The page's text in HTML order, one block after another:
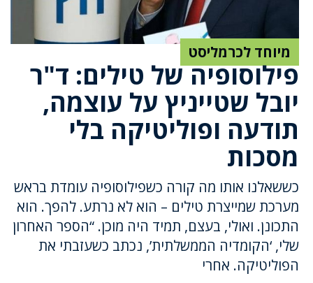
מיוחד לכרמליסט
פילוסופיה של טילים: ד"ר
יובל שטייניץ על עוצמה,
תודעה ופוליטיקה בלי
מסכות
כששאלנו אותו מה קורה כשפילוסופיה עומדת בראש
מערכת שמייצרת טילים – הוא לא נרתע. להפך. הוא
התכונן. ואולי, בעצם, תמיד היה מוכן. “הספר האחרון
שלי, ‘הקומדיה הממשלתית’, נכתב כשעזבתי את
הפוליטיקה. אחרי